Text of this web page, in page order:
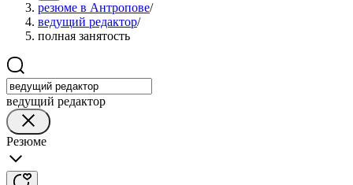
резюме в Антропове/
ведущий редактор/
полная занятость
ведущий редактор
Резюме